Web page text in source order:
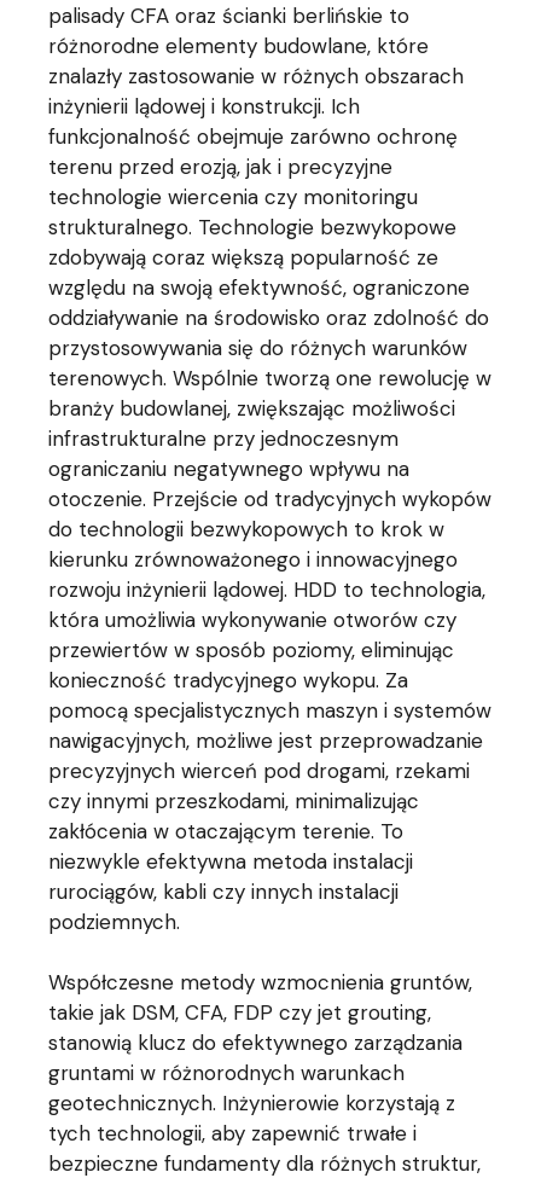
palisady CFA oraz ścianki berlińskie to
różnorodne elementy budowlane, które
znalazły zastosowanie w różnych obszarach
inżynierii lądowej i konstrukcji. Ich
funkcjonalność obejmuje zarówno ochronę
terenu przed erozją, jak i precyzyjne
technologie wiercenia czy monitoringu
strukturalnego. Technologie bezwykopowe
zdobywają coraz większą popularność ze
względu na swoją efektywność, ograniczone
oddziaływanie na środowisko oraz zdolność do
przystosowywania się do różnych warunków
terenowych. Wspólnie tworzą one rewolucję w
branży budowlanej, zwiększając możliwości
infrastrukturalne przy jednoczesnym
ograniczaniu negatywnego wpływu na
otoczenie. Przejście od tradycyjnych wykopów
do technologii bezwykopowych to krok w
kierunku zrównoważonego i innowacyjnego
rozwoju inżynierii lądowej. HDD to technologia,
która umożliwia wykonywanie otworów czy
przewiertów w sposób poziomy, eliminując
konieczność tradycyjnego wykopu. Za
pomocą specjalistycznych maszyn i systemów
nawigacyjnych, możliwe jest przeprowadzanie
precyzyjnych wierceń pod drogami, rzekami
czy innymi przeszkodami, minimalizując
zakłócenia w otaczającym terenie. To
niezwykle efektywna metoda instalacji
rurociągów, kabli czy innych instalacji
podziemnych.
Współczesne metody wzmocnienia gruntów,
takie jak DSM, CFA, FDP czy jet grouting,
stanowią klucz do efektywnego zarządzania
gruntami w różnorodnych warunkach
geotechnicznych. Inżynierowie korzystają z
tych technologii, aby zapewnić trwałe i
bezpieczne fundamenty dla różnych struktur,